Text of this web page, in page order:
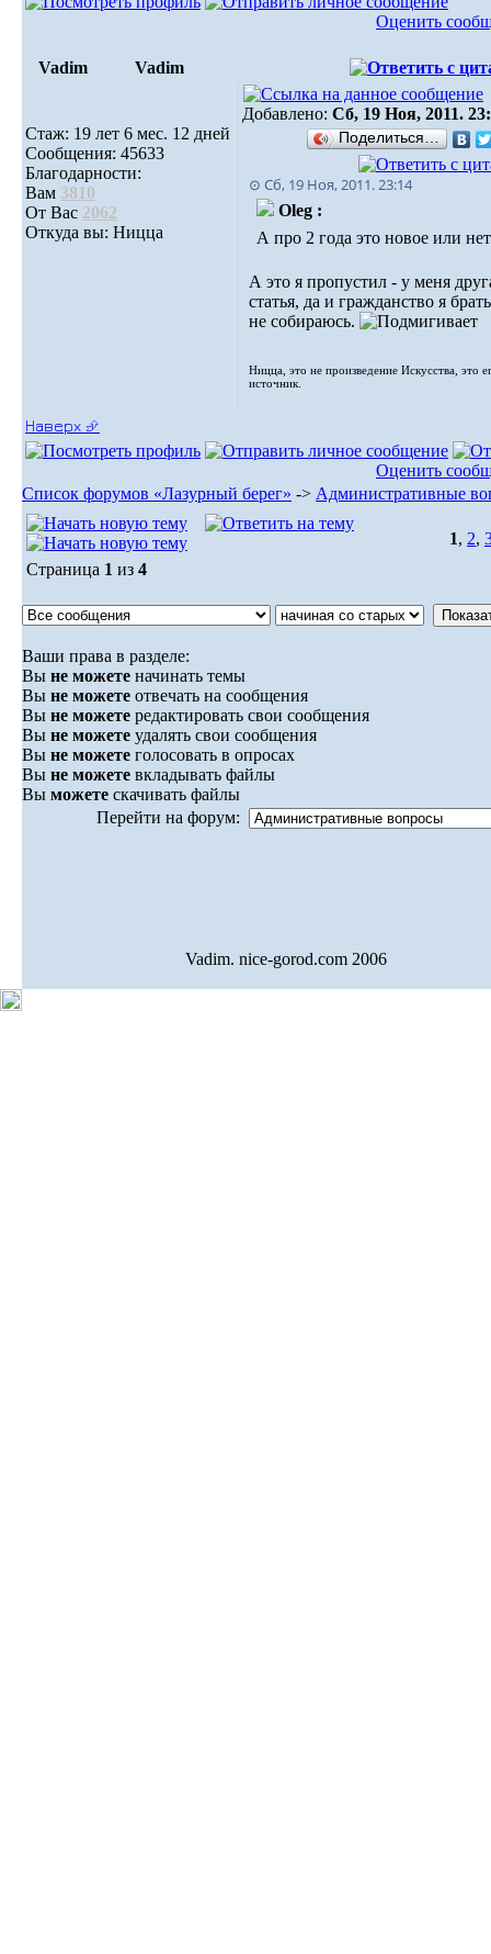
Оценить
Vadim Vadim
Стаж: 19 лет 6 мес. 12 дней
Сообщения: 45633
Благодарности:
Вам 3810
От Вас 2062
Откуда вы: Ницца
Добавлено: Сб, 19 Ноя, 2011.
Поделиться…
⊙ Сб, 19 Ноя, 2011. 23:14
Oleg :
А про 2 года это новое или
А это я пропустил - у меня
статья, да и гражданство я
не собираюсь.
Ницца, это не произведение Искусства, это
источник.
Наверх ⮵
Оценить
Список форумов «Лазурный берег» -> Административные
1, 2,
Страница 1 из 4
Ваши права в разделе:
Вы не можете начинать темы
Вы не можете отвечать на сообщения
Вы не можете редактировать свои сообщения
Вы не можете удалять свои сообщения
Вы не можете голосовать в опросах
Вы не можете вкладывать файлы
Вы можете скачивать файлы
Перейти на форум:
Vadim. nice-gorod.com 2006